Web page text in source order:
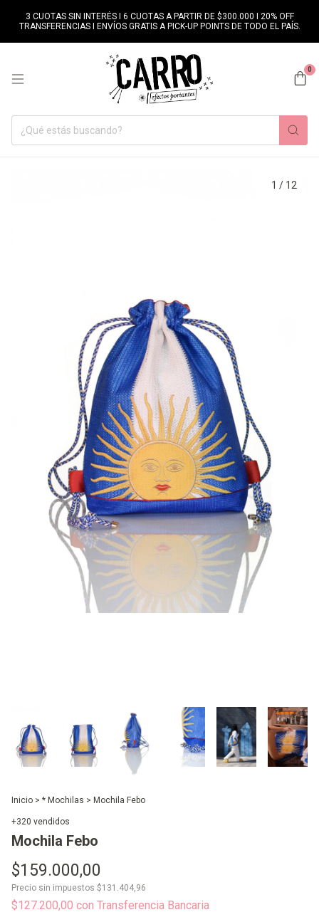
3 CUOTAS SIN INTERÉS I 6 CUOTAS A PARTIR DE $300.000 I 20% OFF
TRANSFERENCIAS I ENVÍOS GRATIS A PICK-UP POINTS DE TODO EL PAÍS.
0
1 / 12
Inicio > * Mochilas > Mochila Febo
+320 vendidos
Mochila Febo
$159.000,00
Precio sin impuestos $131.404,96
$127.200,00 con Transferencia Bancaria